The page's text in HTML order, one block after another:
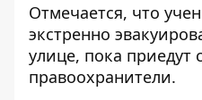
Отмечается, что
экстренно
улице, пока приедут
правоохранители.